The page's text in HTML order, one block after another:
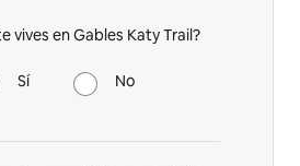
vives en Gables Katy Trail?
Sí No